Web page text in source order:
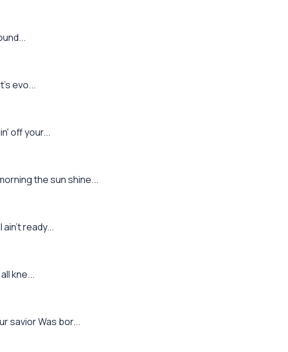
evo...
off your...
the sun shine...
ready...
kne...
savior Was bor...